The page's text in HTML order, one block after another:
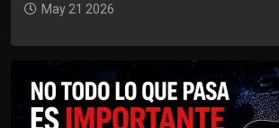
May 21 2026